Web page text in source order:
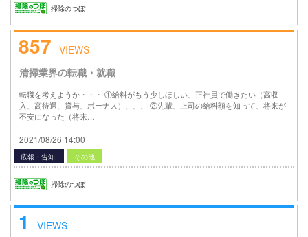
掃除のつぼ
857 VIEWS
清掃業界の転職・就職
転職を考えようか・・・ ①給料がもう少しほしい、正社員で働きたい（高収
入、高待遇、賞与、ボーナス）、、、 ②先輩、上司の給料額を知って、将来が
不安になった（将来…
2021/08/26 14:00
広報・告知 その他
掃除のつぼ
1
VIEWS